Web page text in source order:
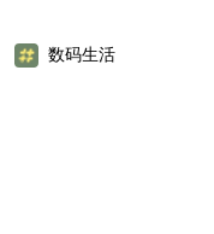
数码生活